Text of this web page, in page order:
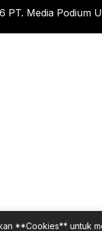
PT. Media Podium
**Cookies** untuk